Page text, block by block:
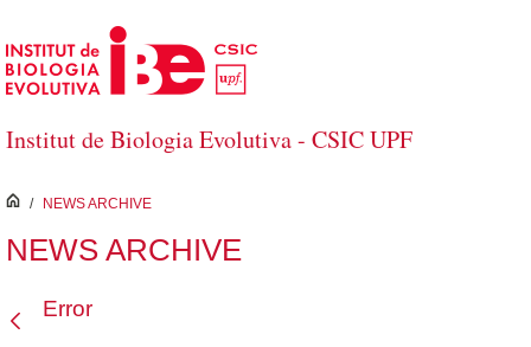
Saltar al contenido principal
Institut de Biologia Evolutiva - CSIC UPF
inici
/ NEWS ARCHIVE
NEWS ARCHIVE
Error